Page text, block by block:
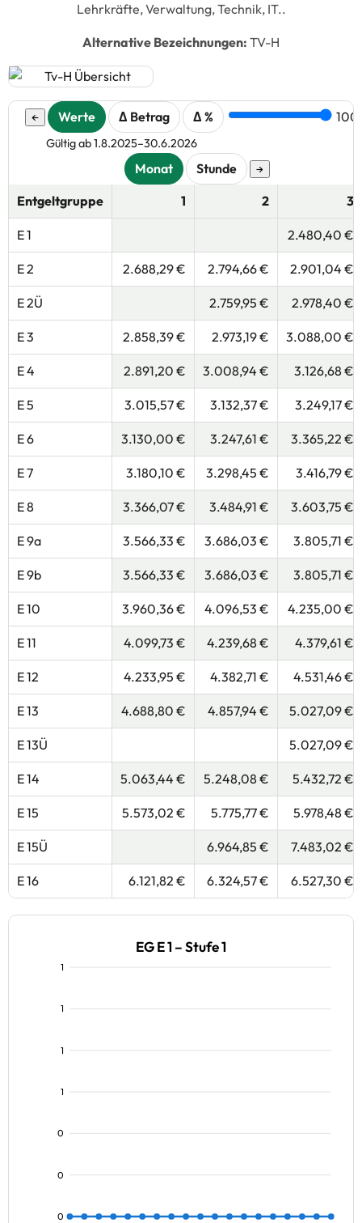
Lehrkräfte, Verwaltung, Technik, IT..
Alternative Bezeichnungen: TV-H
← Werte Δ Betrag Δ % 100
Gültig ab 1.8.2025–30.6.2026
Monat Stunde →
Entgeltgruppe 1 2 3
E 1 2.480,40 €
E 2 2.688,29 € 2.794,66 € 2.901,04 €
E 2Ü 2.759,95 € 2.978,40 €
E 3 2.858,39 € 2.973,19 € 3.088,00 €
E 4 2.891,20 € 3.008,94 € 3.126,68 €
E 5 3.015,57 € 3.132,37 € 3.249,17 €
E 6 3.130,00 € 3.247,61 € 3.365,22 €
E 7 3.180,10 € 3.298,45 € 3.416,79 €
E 8 3.366,07 € 3.484,91 € 3.603,75 €
E 9a 3.566,33 € 3.686,03 € 3.805,71 €
E 9b 3.566,33 € 3.686,03 € 3.805,71 €
E 10 3.960,36 € 4.096,53 € 4.235,00 €
E 11 4.099,73 € 4.239,68 € 4.379,61 €
E 12 4.233,95 € 4.382,71 € 4.531,46 €
E 13 4.688,80 € 4.857,94 € 5.027,09 €
E 13Ü 5.027,09 €
E 14 5.063,44 € 5.248,08 € 5.432,72 €
E 15 5.573,02 € 5.775,77 € 5.978,48 €
E 15Ü 6.964,85 € 7.483,02 €
E 16 6.121,82 € 6.324,57 € 6.527,30 €
0
0
0
1
1
1
1
EG E 1 – Stufe 1